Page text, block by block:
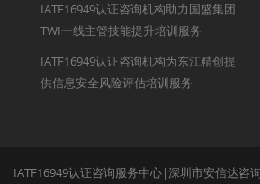
IATF16949认证咨询机构助力国盛集团
TWI一线主管技能提升培训服务
IATF16949认证咨询机构为东江精创提
供信息安全风险评估培训服务
IATF16949认证咨询服务中心|深圳市安信达咨